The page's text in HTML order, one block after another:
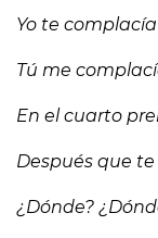
Yo te complacía
Tú me
En el cuarto
Después que
¿Dónde?